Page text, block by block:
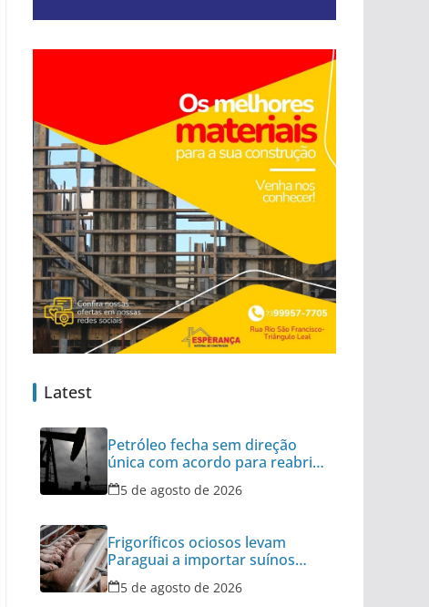
Latest
Petróleo fecha sem direção
única com acordo para reabrir
Ormuz no radar
5 de agosto de 2026
Frigoríficos ociosos levam
Paraguai a importar suínos
vivos do Brasil
5 de agosto de 2026